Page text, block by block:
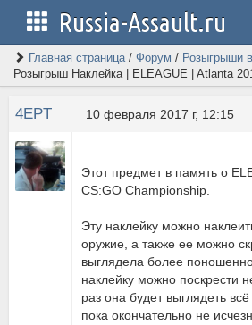
Russia-Assault.ru
Главная страница/ Форум / Розыгрыши
Розыгрыш Наклейка | ELEAGUE | Atlanta
4EPT 10 февраля 2017 г, 12:15
Этот предмет в память о
CS:GO Championship.
Эту наклейку можно
оружие, а также ее можно
выглядела более
наклейку можно поскрести
раз она будет выглядеть
пока окончательно не